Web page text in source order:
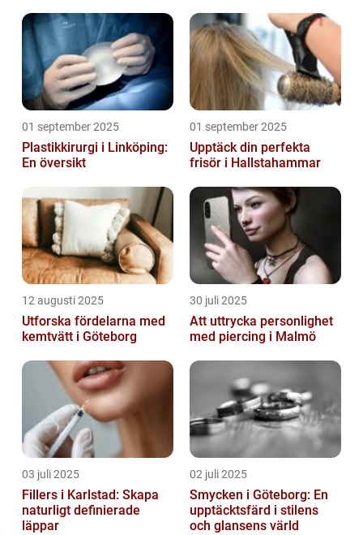
01 september 2025
Plastikkirurgi i Linköping:
En översikt
01 september 2025
Upptäck din perfekta
frisör i Hallstahammar
12 augusti 2025
Utforska fördelarna med
kemtvätt i Göteborg
30 juli 2025
Att uttrycka personlighet
med piercing i Malmö
03 juli 2025
Fillers i Karlstad: Skapa
naturligt definierade
läppar
02 juli 2025
Smycken i Göteborg: En
upptäcktsfärd i stilens
och glansens värld